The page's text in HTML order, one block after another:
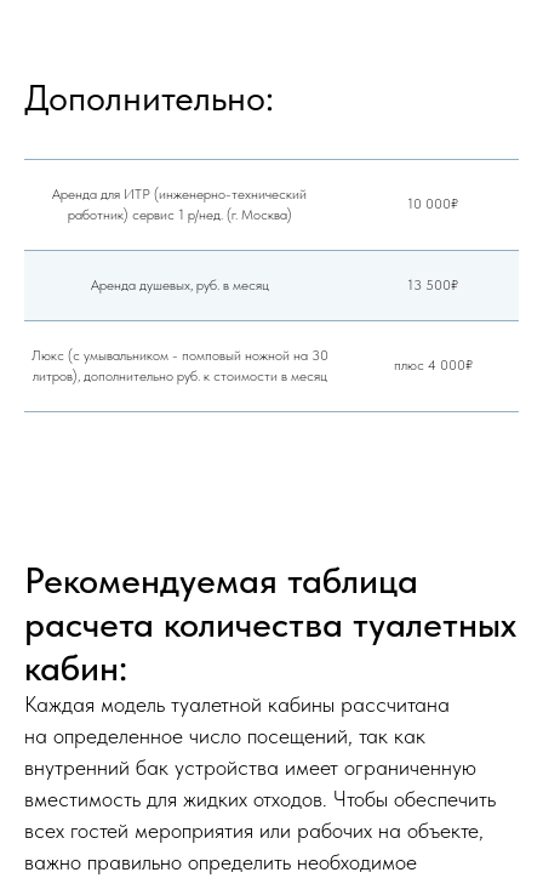
Дополнительно:
Аренда для ИТР (инженерно-технический
работник) сервис 1 р/нед. (г. Москва)
10 000₽
Аренда душевых, руб. в месяц 13 500₽
Люкс (с умывальником - помповый ножной на 30
литров), дополнительно руб. к стоимости в месяц
плюс 4 000₽
Рекомендуемая таблица
расчета количества туалетных
кабин:
Каждая модель туалетной кабины рассчитана
на определенное число посещений, так как
внутренний бак устройства имеет ограниченную
вместимость для жидких отходов. Чтобы обеспечить
всех гостей мероприятия или рабочих на объекте,
важно правильно определить необходимое
неисправности — без дополнительных
расходов с вашей стороны.
✓ Обслуживание включено
Сервис входит в стоимость аренды —
регулярная чистка, дезинфекция
и утилизация за наш счёт.
✓Удобный возврат
По окончании аренды просто сдаёте
кабину обратно — хранить
и обслуживать ничего не нужно.